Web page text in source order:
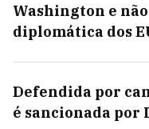
Washington e
diplomática dos
Defendida por
é sancionada por